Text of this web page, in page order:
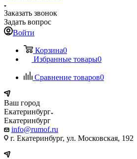
Заказать звонок
Задать вопрос
Войти
Корзина0
Избранные товары0
Сравнение товаров0
Ваш город
Екатеринбург
Екатеринбург
info@rumof.ru
г. Екатеринбург, ул. Московская, 192